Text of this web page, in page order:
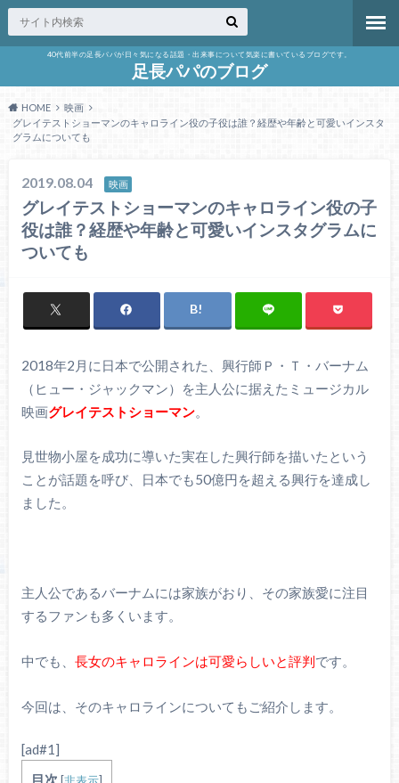
40代前半の足長パパが日々気になる話題・出来事について気楽に書いているブログです。
足長パパのブログ
HOME
映画
グレイテストショーマンのキャロライン役の子役は誰？経歴や年齢と可愛いインスタ
グラムについても
2019.08.04 映画
グレイテストショーマンのキャロライン役の子
役は誰？経歴や年齢と可愛いインスタグラムに
ついても
2018年2月に日本で公開された、興行師Ｐ・Ｔ・バーナム
（ヒュー・ジャックマン）を主人公に据えたミュージカル
映画グレイテストショーマン。
見世物小屋を成功に導いた実在した興行師を描いたという
ことが話題を呼び、日本でも50億円を超える興行を達成し
ました。
主人公であるバーナムには家族がおり、その家族愛に注目
するファンも多くいます。
中でも、 長女のキャロラインは可愛らしいと評判です。
今回は、そのキャロラインについてもご紹介します。
[ad#1]